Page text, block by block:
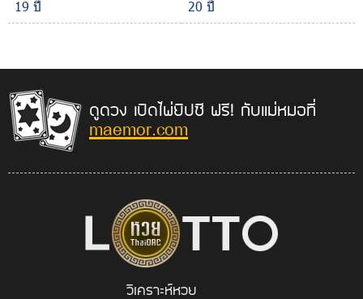
19 ปี
20 ปี
ดูดวง เปิดไพ่ยิปซี ฟรี! กับแม่หมอที่
maemor.com
วิเคราะห์หวย